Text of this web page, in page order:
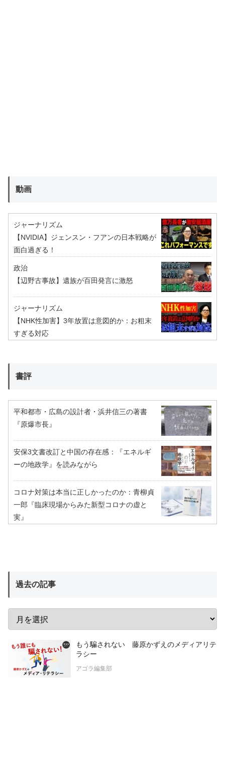
動画
ジャーナリズム
【NVIDIA】ジェンスン・フアンの日本戦略が
面白過ぎる！
政治
【辺野古事故】遺族が百田発言に激怒
ジャーナリズム
【NHK性加害】3年放置は意図的か：お粗末
すぎる対応
書評
平和都市・広島の設計者・浜井信三の著書
『原爆市長』
安保3文書改訂と中国の存在感：『エネルギ
ーの地政学』を読みながら
コロナ対策は本当に正しかったのか：青柳貞
一郎『臨床現場からみた新型コロナの虚と
実』
過去の記事
もう騙されない 藤原かずえのメディアリテ
ラシー
アゴラ編集部